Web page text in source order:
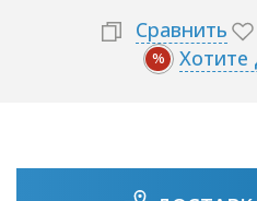
Сравнить
% Хотите